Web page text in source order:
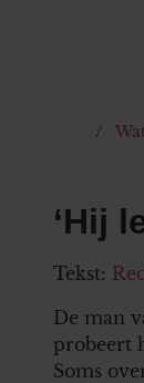
‘Hij
Tekst:
De man
probeert
Soms